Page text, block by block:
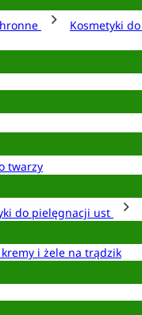
Kosmetyki
twarzy
do pielęgnacji ust
i żele na trądzik